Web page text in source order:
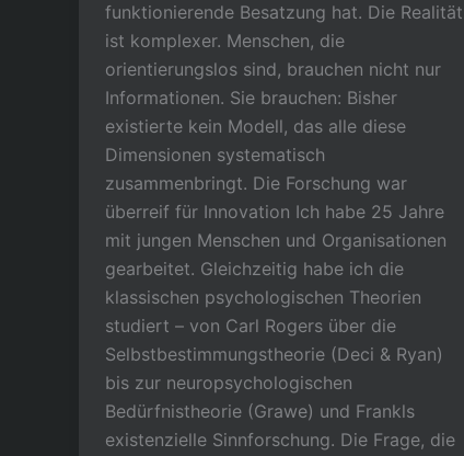
funktionierende Besatzung hat. Die Realität
ist komplexer. Menschen, die
orientierungslos sind, brauchen nicht nur
Informationen. Sie brauchen: Bisher
existierte kein Modell, das alle diese
Dimensionen systematisch
zusammenbringt. Die Forschung war
überreif für Innovation Ich habe 25 Jahre
mit jungen Menschen und Organisationen
gearbeitet. Gleichzeitig habe ich die
klassischen psychologischen Theorien
studiert – von Carl Rogers über die
Selbstbestimmungstheorie (Deci & Ryan)
bis zur neuropsychologischen
Bedürfnistheorie (Grawe) und Frankls
existenzielle Sinnforschung. Die Frage, die